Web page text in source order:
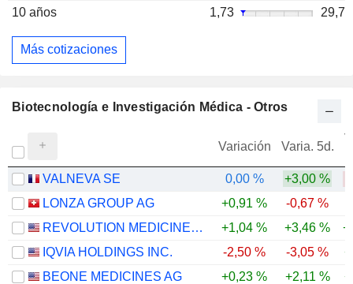
10 años
1,73 29,7
Más cotizaciones
Biotecnología e Investigación Médica - Otros
Variación Varia. 5d.
VALNEVA SE 0,00 % +3,00 %
LONZA GROUP AG
+0,91 % -0,67 %
REVOLUTION MEDICINES, INC.
+1,04 % +3,46 %
IQVIA HOLDINGS INC.
-2,50 % -3,05 %
BEONE MEDICINES AG
+0,23 % +2,11 %